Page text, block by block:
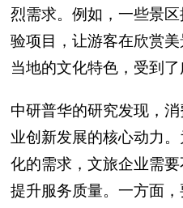
烈需求。例如，一些景
验项目，让游客在欣赏
当地的文化特色，受到了
中研普华的研究发现，
业创新发展的核心动力
化的需求，文旅企业需
提升服务质量。一方面